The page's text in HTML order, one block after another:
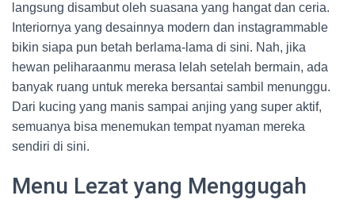
langsung disambut oleh suasana yang hangat dan ceria.
Interiornya yang desainnya modern dan instagrammable
bikin siapa pun betah berlama-lama di sini. Nah, jika
hewan peliharaanmu merasa lelah setelah bermain, ada
banyak ruang untuk mereka bersantai sambil menunggu.
Dari kucing yang manis sampai anjing yang super aktif,
semuanya bisa menemukan tempat nyaman mereka
sendiri di sini.
Menu Lezat yang Menggugah